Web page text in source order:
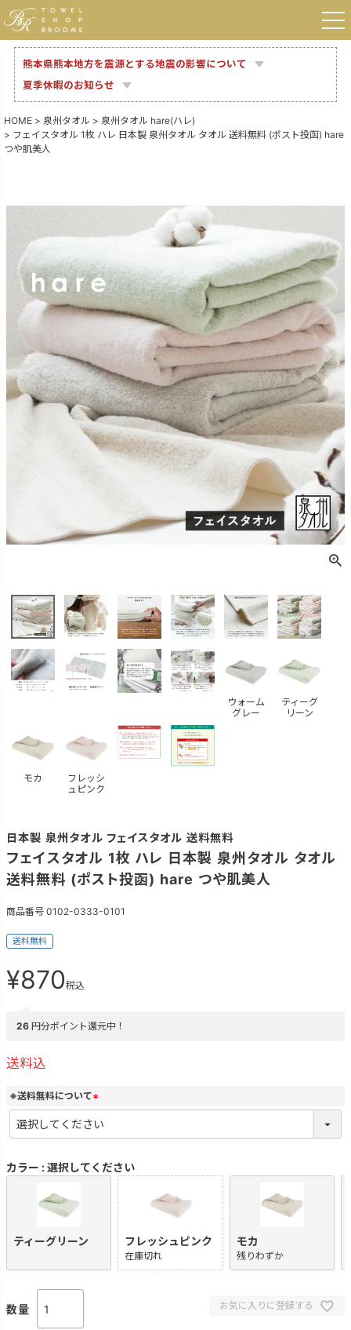
熊本県熊本地方を震源とする地震の影響について
夏季休暇のお知らせ
HOME 泉州タオル
泉州タオル hare(ハレ)
フェイスタオル 1枚 ハレ 日本製 泉州タオル タオル 送料無料 (ポスト投函) hare
つや肌美人
ウォーム
グレー
ティーグ
リーン
モカ
フレッシ
ュピンク
日本製 泉州タオル フェイスタオル 送料無料
フェイスタオル 1枚 ハレ 日本製 泉州タオル タオル
送料無料 (ポスト投函) hare つや肌美人
商品番号 0102-0333-0101
送料無料
¥870税込
26 円分ポイント還元中！
送料込
※送料無料について
(
必
須
カラー 選択してください
ティーグリーン フレッシュピンク
在庫切れ
モカ
残りわずか
お気に入りに登録する